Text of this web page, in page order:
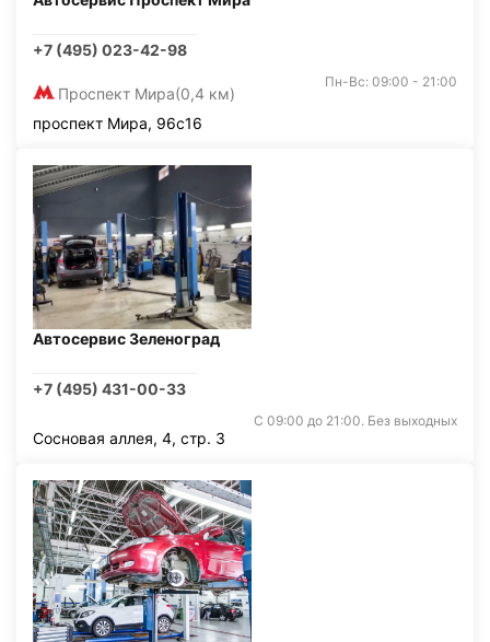
+7 (495) 023-42-98
Проспект Мира(0,4 км)
Пн-Вс: 09:00 - 21:00
проспект Мира, 96с16
Автосервис Зеленоград
+7 (495) 431-00-33
С 09:00 до 21:00. Без выходных
Сосновая аллея, 4, стр. 3